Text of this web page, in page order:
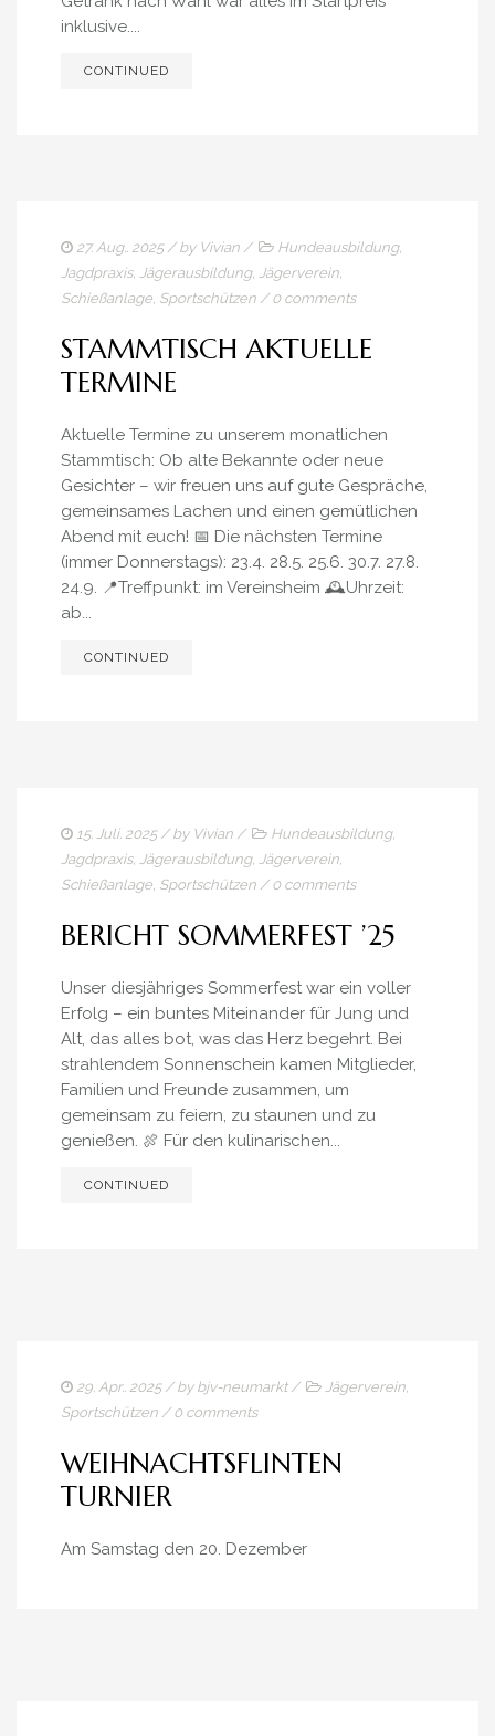
inklusive....
CONTINUED
27. Aug.. 2025/ by Vivian / Hundeausbildung,
Jagdpraxis, Jägerausbildung, Jägerverein,
Schießanlage, Sportschützen / 0 comments
STAMMTISCH AKTUELLE
TERMINE
Aktuelle Termine zu unserem monatlichen
Stammtisch: Ob alte Bekannte oder neue
Gesichter – wir freuen uns auf gute Gespräche,
gemeinsames Lachen und einen gemütlichen
Abend mit euch! 📅 Die nächsten Termine
(immer Donnerstags): 23.4. 28.5. 25.6. 30.7. 27.8.
24.9. 📍Treffpunkt: im Vereinsheim 🕰Uhrzeit:
ab...
CONTINUED
15. Juli. 2025/ by Vivian / Hundeausbildung,
Jagdpraxis, Jägerausbildung, Jägerverein,
Schießanlage, Sportschützen / 0 comments
BERICHT SOMMERFEST ’25
Unser diesjähriges Sommerfest war ein voller
Erfolg – ein buntes Miteinander für Jung und
Alt, das alles bot, was das Herz begehrt. Bei
strahlendem Sonnenschein kamen Mitglieder,
Familien und Freunde zusammen, um
gemeinsam zu feiern, zu staunen und zu
genießen. 🍖 Für den kulinarischen...
CONTINUED
29. Apr.. 2025/ by bjv-neumarkt/ Jägerverein,
Sportschützen / 0 comments
WEIHNACHTSFLINTEN
TURNIER
Am Samstag den 20. Dezember